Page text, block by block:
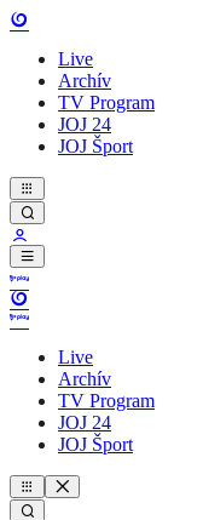
Live
Archív
TV Program
JOJ 24
JOJ Šport
Live
Archív
TV Program
JOJ 24
JOJ Šport